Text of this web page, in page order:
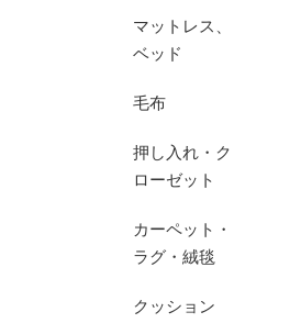
マットレス、
ベッド
毛布
押し入れ・ク
ローゼット
カーペット・
ラグ・絨毯
クッション